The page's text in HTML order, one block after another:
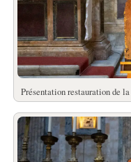
Présentation restauration de